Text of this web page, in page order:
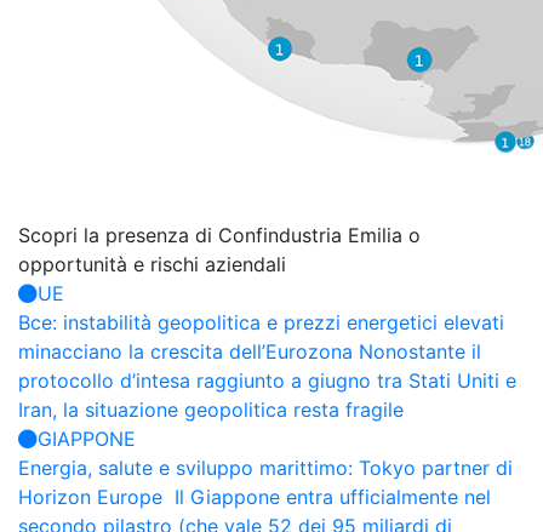
Scopri la presenza di Confindustria Emilia o
opportunità e rischi aziendali
UE
Bce: instabilità geopolitica e prezzi energetici elevati
minacciano la crescita dell’Eurozona Nonostante il
protocollo d’intesa raggiunto a giugno tra Stati Uniti e
Iran, la situazione geopolitica resta fragile
GIAPPONE
Energia, salute e sviluppo marittimo: Tokyo partner di
Horizon Europe Il Giappone entra ufficialmente nel
secondo pilastro (che vale 52 dei 95 miliardi di